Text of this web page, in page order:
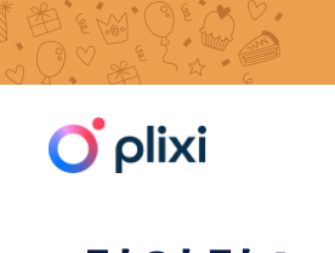
홈/ 리소스 Instagram 협